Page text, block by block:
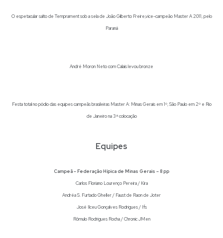
O espetacular salto de Temprament sob a sela de João Gilberto Freire,vice-campeão Master A 2011, pelo
Paraná
André Moron Neto com Calais levou bronze
Festa total no pódio das equipes campeãs brasileiras Master A: Minas Gerais em 1º, São Paulo em 2º e Rio
de Janeiro na 3ª colocação
Equipes
Campeã – Federação Hípica de Minas Gerais – 8 pp
Carlos Floriano Lourenço Pereira / Kira
Andréa S. Furtado Gheller / Faust de Raon de Joter
José Ilceu Gonçalves Rodrigues / Ifs
Rômulo Rodrigues Rocha / Chronic JMen